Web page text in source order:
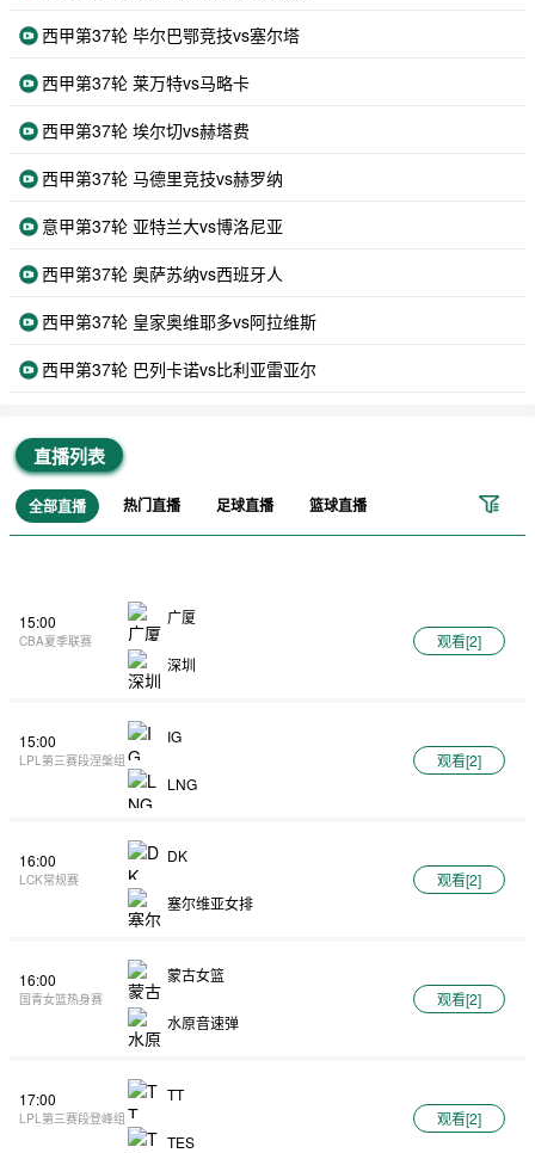
西甲第37轮 毕尔巴鄂竞技vs塞尔塔
西甲第37轮 莱万特vs马略卡
西甲第37轮 埃尔切vs赫塔费
西甲第37轮 马德里竞技vs赫罗纳
意甲第37轮 亚特兰大vs博洛尼亚
西甲第37轮 奥萨苏纳vs西班牙人
西甲第37轮 皇家奥维耶多vs阿拉维斯
西甲第37轮 巴列卡诺vs比利亚雷亚尔
直播列表
全部直播 热门直播 足球直播 篮球直播
15:00
CBA夏季联赛
广厦
深圳
观看[2]
15:00
LPL第三赛段涅槃组
IG
LNG
观看[2]
16:00
LCK常规赛
DK
塞尔维亚女排
观看[2]
16:00
国青女篮热身赛
蒙古女篮
水原音速弹
观看[2]
17:00
LPL第三赛段登峰组
TT
TES
观看[2]